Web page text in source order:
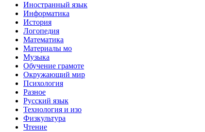
Иностранный язык
Информатика
История
Логопедия
Математика
Материалы мо
Музыка
Обучение грамоте
Окружающий мир
Психология
Разное
Русский язык
Технология и изо
Физкультура
Чтение